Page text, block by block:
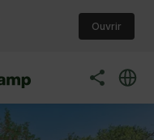
Ouvrir